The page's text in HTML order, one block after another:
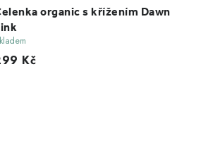
organic s křížením Dawn
Kč